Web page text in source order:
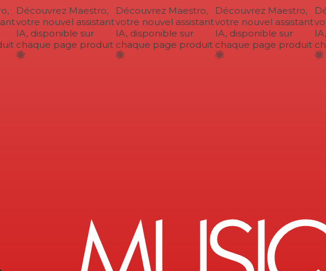
Découvrez Maestro,
votre nouvel assistant
IA, disponible sur
chaque page produit
Découvrez Maestro,
votre nouvel assistant
IA, disponible sur
chaque page produit
Découvrez Maestro,
votre nouvel assistant
IA, disponible sur
chaque page produit